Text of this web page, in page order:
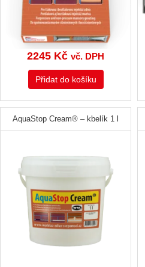
2245 Kč vč. DPH
Přidat do košíku
AquaStop Cream® – kbelík 1 l